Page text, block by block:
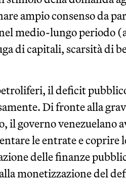
ampio consenso da
medio-lungo periodo
di capitali, scarsità di
il deficit
Di fronte alla
il governo venezuelano
le entrate e coprire
delle finanze
monetizzazione del